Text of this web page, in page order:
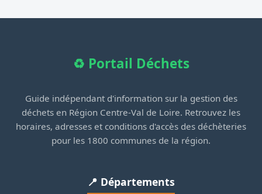
♻️ Portail Déchets
Guide indépendant d'information sur la gestion des
déchets en Région Centre-Val de Loire. Retrouvez les
horaires, adresses et conditions d'accès des déchèteries
pour les 1800 communes de la région.
📍 Départements